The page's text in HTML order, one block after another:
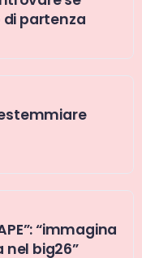
partenza
“immagina
big26”